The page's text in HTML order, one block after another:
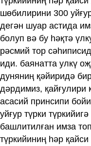
шөбилирини 300
дегән шуар астида
болуп вә бу һәқтә
рәсмий тор
иди. баянатта улкү
дуняниң қәйиридә
дәрдимиз, қайғулири
асасий принсипи
уйғур түрки
башлитилған имза
түркийиниң һәр